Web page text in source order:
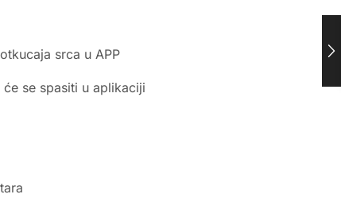
srca u APP
se spasiti u aplikaciji